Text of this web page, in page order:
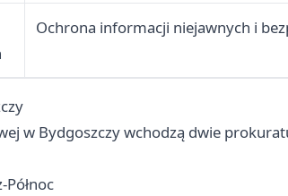
Ochrona informacji niejawnych i
w Bydgoszczy wchodzą dwie